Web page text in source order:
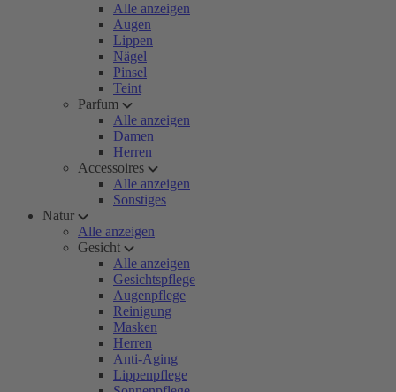
Alle anzeigen
Augen
Lippen
Nägel
Pinsel
Teint
Parfum
Alle anzeigen
Damen
Herren
Accessoires
Alle anzeigen
Sonstiges
Natur
Alle anzeigen
Gesicht
Alle anzeigen
Gesichtspflege
Augenpflege
Reinigung
Masken
Herren
Anti-Aging
Lippenpflege